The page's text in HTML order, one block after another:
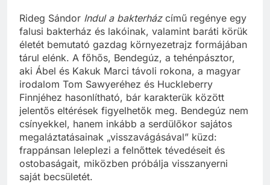
Rideg Sándor Indul a bakterházcímű regénye egy
falusi bakterház és lakóinak, valamint baráti körük
életét bemutató gazdag környezetrajz formájában
tárul elénk. A főhős, Bendegúz, a tehénpásztor,
aki Ábel és Kakuk Marci távoli rokona, a magyar
irodalom Tom Sawyeréhez és Huckleberry
Finnjéhez hasonlítható, bár karakterük között
jelentős eltérések figyelhetők meg. Bendegúz nem
csínyekkel, hanem inkább a serdülőkor sajátos
megaláztatásainak „visszavágásával” küzd:
frappánsan leleplezi a felnőttek tévedéseit és
ostobaságait, miközben próbálja visszanyerni
saját becsületét.